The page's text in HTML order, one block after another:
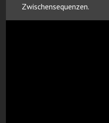
Zwischensequenzen.